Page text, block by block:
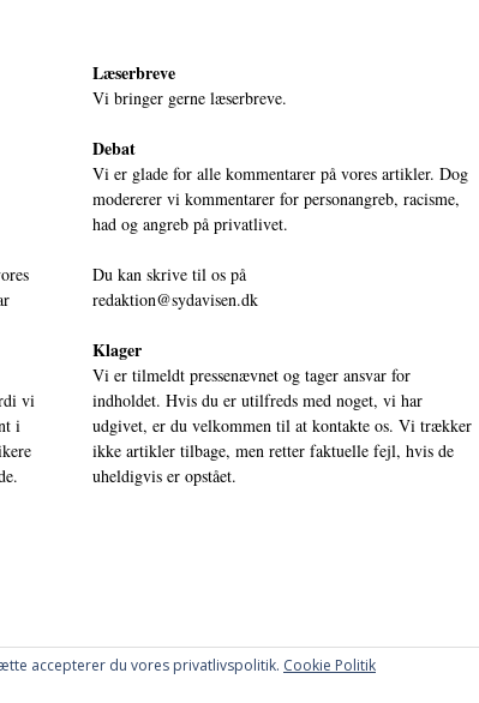
vi
i
Læserbreve
Vi bringer gerne læserbreve.
Debat
Vi er glade for alle kommentarer på vores artikler. Dog
modererer vi kommentarer for personangreb, racisme,
had og angreb på privatlivet.
Du kan skrive til os på
redaktion@sydavisen.dk
Klager
Vi er tilmeldt pressenævnet og tager ansvar for
indholdet. Hvis du er utilfreds med noget, vi har
udgivet, er du velkommen til at kontakte os. Vi trækker
ikke artikler tilbage, men retter faktuelle fejl, hvis de
uheldigvis er opstået.
accepterer du vores privatlivspolitik. Cookie Politik